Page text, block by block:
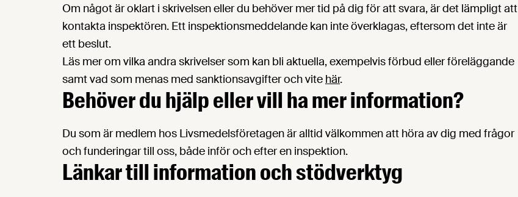
Om något är oklart i skrivelsen eller du behöver mer tid på dig för att svara, är det lämpligt att
kontakta inspektören. Ett inspektionsmeddelande kan inte överklagas, eftersom det inte är
ett beslut.
Läs mer om vilka andra skrivelser som kan bli aktuella, exempelvis förbud eller föreläggande
samt vad som menas med sanktionsavgifter och vite här.
Behöver du hjälp eller vill ha mer information?
Du som är medlem hos Livsmedelsföretagen är alltid välkommen att höra av dig med frågor
och funderingar till oss, både inför och efter en inspektion.
Länkar till information och stödverktyg